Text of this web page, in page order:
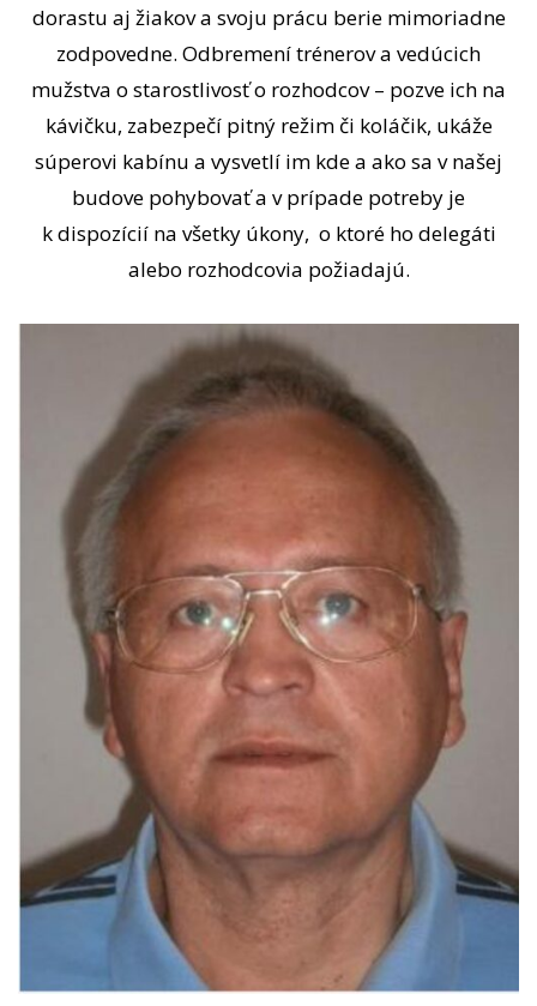
dorastu aj žiakov a svoju prácu berie mimoriadne
zodpovedne. Odbremení trénerov a vedúcich
mužstva o starostlivosť o rozhodcov – pozve ich na
kávičku, zabezpečí pitný režim či koláčik, ukáže
súperovi kabínu a vysvetlí im kde a ako sa v našej
budove pohybovať a v prípade potreby je
k dispozícií na všetky úkony, o ktoré ho delegáti
alebo rozhodcovia požiadajú.